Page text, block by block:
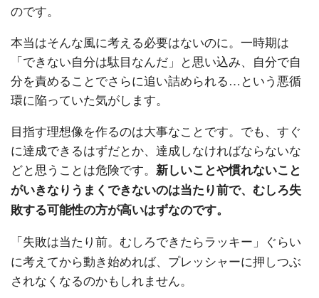
のです。
本当はそんな風に考える必要はないのに。一時期は
「できない自分は駄目なんだ」と思い込み、自分で自
分を責めることでさらに追い詰められる…という悪循
環に陥っていた気がします。
目指す理想像を作るのは大事なことです。でも、すぐ
に達成できるはずだとか、達成しなければならないな
どと思うことは危険です。 新しいことや慣れないこと
がいきなりうまくできないのは当たり前で、むしろ失
敗する可能性の方が高いはずなのです。
「失敗は当たり前。むしろできたらラッキー」ぐらい
に考えてから動き始めれば、プレッシャーに押しつぶ
されなくなるのかもしれません。